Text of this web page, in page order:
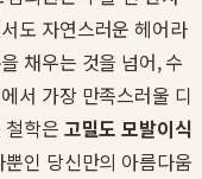
도 자연스러운 헤어라
채우는 것을 넘어, 수
서 가장 만족스러울 디
철학은 고밀도 모발이식
인 당신만의 아름다움